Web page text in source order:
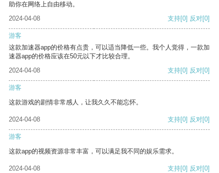
助你在网络上自由移动。
2024-04-08
支持[0] 反对[0]
游客
这款加速器app的价格有点贵，可以适当降低一些。我个人觉得，一款加
速器app的价格应该在50元以下才比较合理。
2024-04-08
支持[0] 反对[0]
游客
这款游戏的剧情非常感人，让我久久不能忘怀。
2024-04-08 支持[0] 反对[0]
游客
这款app的视频资源非常丰富，可以满足我不同的娱乐需求。
2024-04-08 支持[0] 反对[0]